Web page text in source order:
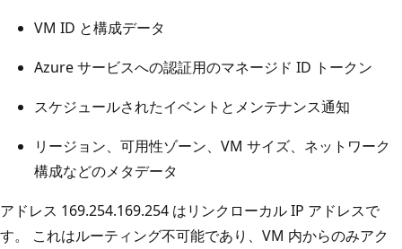
VM ID と構成データ
Azure サービスへの認証用のマネージド ID トークン
スケジュールされたイベントとメンテナンス通知
リージョン、可用性ゾーン、VM サイズ、ネットワーク
構成などのメタデータ
アドレス 169.254.169.254 はリンクローカル IP アドレスで
す。 これはルーティング不可能であり、VM 内からのみアク